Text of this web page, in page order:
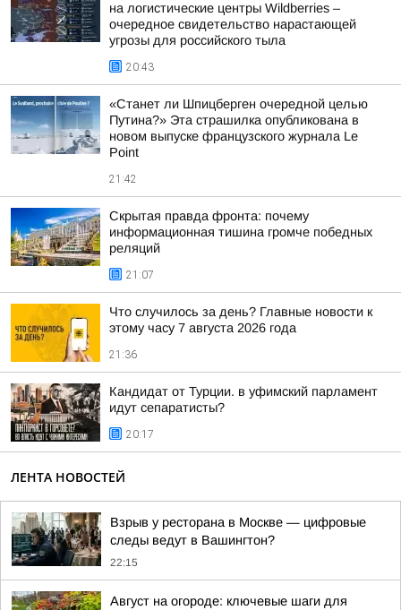
на логистические центры Wildberries –
очередное свидетельство нарастающей
угрозы для российского тыла
20:43
«Станет ли Шпицберген очередной целью
Путина?» Эта страшилка опубликована в
новом выпуске французского журнала Le
Point
21:42
Скрытая правда фронта: почему
информационная тишина громче победных
реляций
21:07
Что случилось за день? Главные новости к
этому часу 7 августа 2026 года
21:36
Кандидат от Турции. в уфимский парламент
идут сепаратисты?
20:17
ЛЕНТА НОВОСТЕЙ
Взрыв у ресторана в Москве — цифровые
следы ведут в Вашингтон?
22:15
Август на огороде: ключевые шаги для